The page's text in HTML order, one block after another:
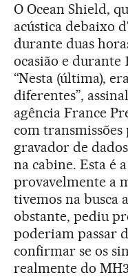
O Ocean Shield,
acústica debaixo
durante duas
ocasião e durante
“Nesta (última),
diferentes”,
agência France
com
gravador de
na cabine. Esta é
provavelmente a
tivemos na busca
obstante, pediu
poderiam passar
confirmar se os
realmente do